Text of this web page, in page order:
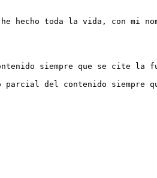
hecho toda la vida, con mi
siempre que se cite la
parcial del contenido siempre